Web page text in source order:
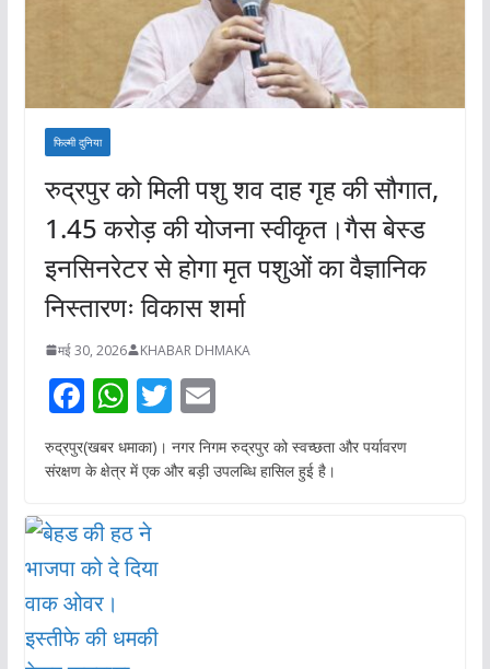
फिल्मी दुनिया
रुद्रपुर को मिली पशु शव दाह गृह की सौगात,
1.45 करोड़ की योजना स्वीकृत।गैस बेस्ड
इनसिनरेटर से होगा मृत पशुओं का वैज्ञानिक
निस्तारणः विकास शर्मा
मई 30, 2026 KHABAR DHMAKA
F
ac
e
o
o
k
W
at
A
p
T
itt
E
ai
रुद्रपुर(खबर धमाका)। नगर निगम रुद्रपुर को स्वच्छता और पर्यावरण
संरक्षण के क्षेत्र में एक और बड़ी उपलब्धि हासिल हुई है।